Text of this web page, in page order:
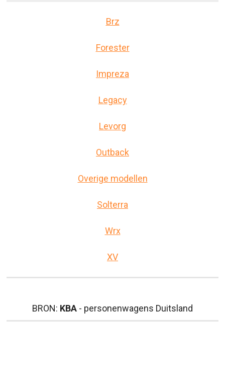
Brz
Forester
Impreza
Legacy
Levorg
Outback
Overige modellen
Solterra
Wrx
XV
BRON: KBA- personenwagens Duitsland